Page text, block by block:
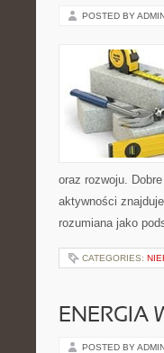
POSTED BY
oraz rozwoju.
aktywności
rozumiana jako
CATEGORIES:
ENERGIA
POSTED BY